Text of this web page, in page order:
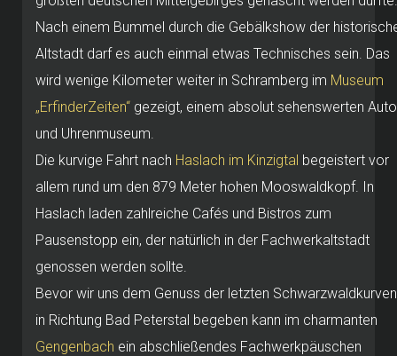
Nach einem Bummel durch die Gebälkshow der
Altstadt darf es auch einmal etwas Technisches sein. Das
wird wenige Kilometer weiter in Schramberg im Museum
„ErfinderZeiten“ gezeigt, einem absolut sehenswerten
und Uhrenmuseum.
Die kurvige Fahrt nach Haslach im Kinzigtal begeistert vor
allem rund um den 879 Meter hohen Mooswaldkopf. In
Haslach laden zahlreiche Cafés und Bistros zum
Pausenstopp ein, der natürlich in der Fachwerkaltstadt
genossen werden sollte.
Bevor wir uns dem Genuss der letzten Schwarzwaldkurven
in Richtung Bad Peterstal begeben kann im charmanten
Gengenbach ein abschließendes Fachwerkpäuschen